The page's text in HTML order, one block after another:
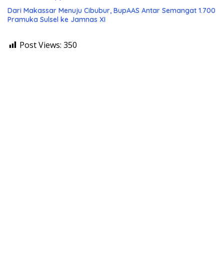
Dari Makassar Menuju Cibubur, BupAAS Antar Semangat 1.700
Pramuka Sulsel ke Jamnas XI
Post Views: 350